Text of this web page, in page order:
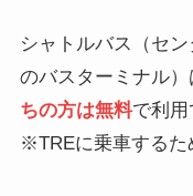
シャトルバス（セ
のバスターミナル）
ちの方は無料で利用
※TREに乗車するた